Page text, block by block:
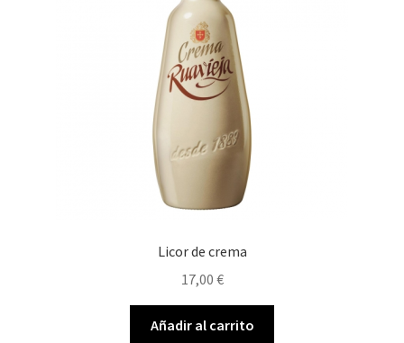
Licor de crema
17,00 €
Añadir al carrito